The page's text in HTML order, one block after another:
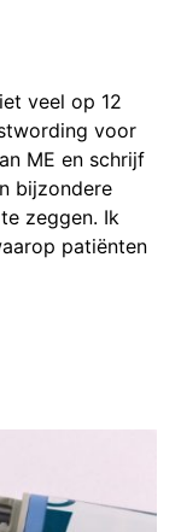
veel op 12
voor
ME en schrijf
bijzondere
zeggen. Ik
patiënten